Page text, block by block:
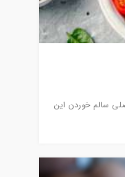
سالم خوردن این